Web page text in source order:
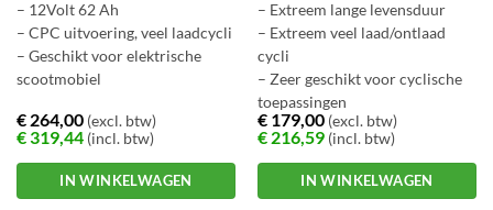
– 12Volt 62 Ah
– CPC uitvoering, veel laadcycli
– Geschikt voor elektrische
scootmobiel
€264,00(excl. btw)
€319,44(incl. btw)
IN WINKELWAGEN
– Extreem lange levensduur
– Extreem veel laad/ontlaad
cycli
– Zeer geschikt voor cyclische
toepassingen
– Ook geschikt voor movers,
scootmobiel etc.
€179,00(excl. btw)
€216,59(incl. btw)
IN WINKELWAGEN